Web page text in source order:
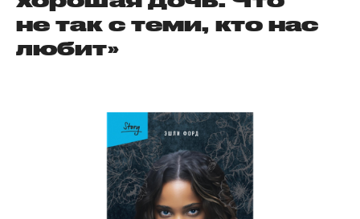
не так с теми, кто нас
любит»